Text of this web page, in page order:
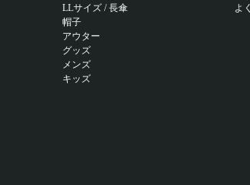
LLサイズ / 長傘
帽子
アウター
グッズ
メンズ
キッズ
よ